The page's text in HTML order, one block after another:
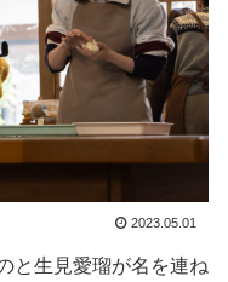
2023.05.01
と生見愛瑠が名を連ね